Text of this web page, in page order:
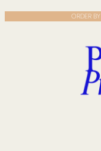
Skip
to
ORDER BY